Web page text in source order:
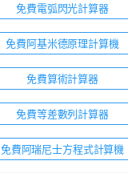
免費電弧閃光計算器
免費阿基米德原理計算機
免費算術計算器
免費等差數列計算器
免費阿瑞尼士方程式計算機